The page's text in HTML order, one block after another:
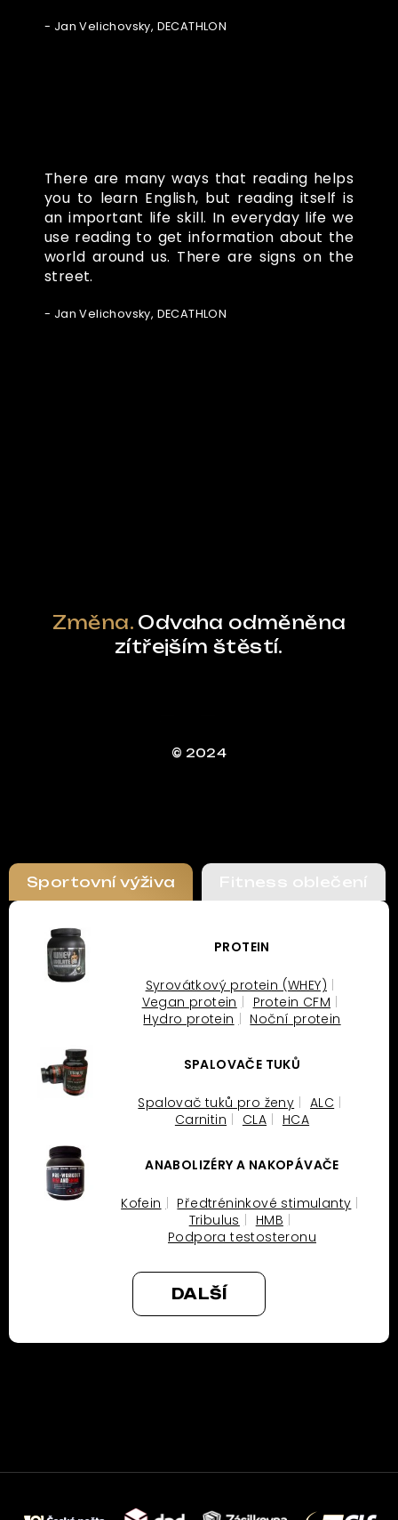
- Jan Velichovsky, DECATHLON
There are many ways that reading helps
you to learn English, but reading itself is
an important life skill. In everyday life we
use reading to get information about the
world around us. There are signs on the
street.
- Jan Velichovsky, DECATHLON
Změna. Odvaha odměněna
zítřejším štěstí.
© 2024
Sportovní výživa Fitness oblečení
PROTEIN
Syrovátkový protein (WHEY)
Vegan protein
Protein CFM
Hydro protein
Noční protein
SPALOVAČE TUKŮ
Spalovač tuků pro ženy
ALC
Carnitin
CLA HCA
ANABOLIZÉRY A NAKOPÁVAČE
Kofein
Předtréninkové stimulanty
Tribulus
HMB
Podpora testosteronu
DALŠÍ